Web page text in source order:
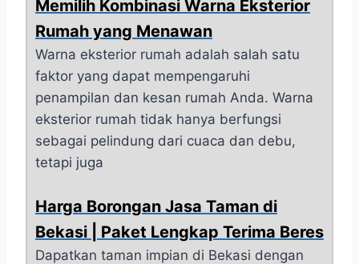
Memilih Kombinasi Warna Eksterior
Rumah yang Menawan
Warna eksterior rumah adalah salah satu
faktor yang dapat mempengaruhi
penampilan dan kesan rumah Anda. Warna
eksterior rumah tidak hanya berfungsi
sebagai pelindung dari cuaca dan debu,
tetapi juga
Harga Borongan Jasa Taman di
Bekasi | Paket Lengkap Terima Beres
Dapatkan taman impian di Bekasi dengan